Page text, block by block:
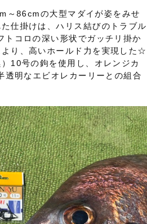
～86cmの大型マダイが姿をみせ
仕掛けは、ハリス結びのトラブル
トコロの深い形状でガッチリ掛か
り、高いホールド力を実現した☆
10号の鉤を使用し、オレンジカ
明なエビオレカーリーとの組合